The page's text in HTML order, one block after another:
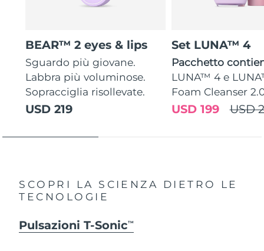
BEAR™ 2 eyes & lips
Sguardo più giovane.
Labbra più voluminose.
Sopracciglia risollevate.
USD 219
Set LUNA™ 4
Pacchetto
LUNA™ 4 e
Foam Cleanser
USD
USD 199
SCOPRI LA SCIENZA DIETRO LE
TECNOLOGIE
Pulsazioni T-SonicTM